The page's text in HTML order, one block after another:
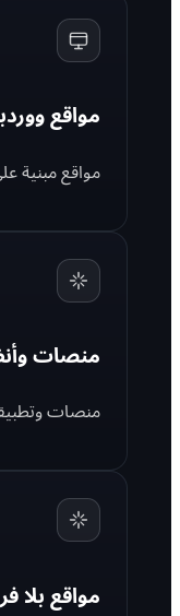
مواقع
مواقع مبنية
منصات
منصات
مواقع بلا